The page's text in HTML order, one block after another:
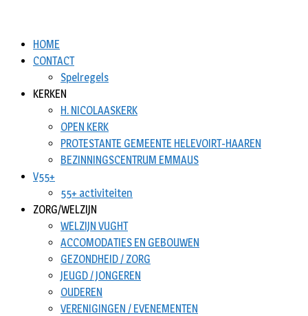
HOME
CONTACT
Spelregels
KERKEN
H. NICOLAASKERK
OPEN KERK
PROTESTANTE GEMEENTE HELEVOIRT-HAAREN
BEZINNINGSCENTRUM EMMAUS
V55+
55+ activiteiten
ZORG/WELZIJN
WELZIJN VUGHT
ACCOMODATIES EN GEBOUWEN
GEZONDHEID / ZORG
JEUGD / JONGEREN
OUDEREN
VERENIGINGEN / EVENEMENTEN